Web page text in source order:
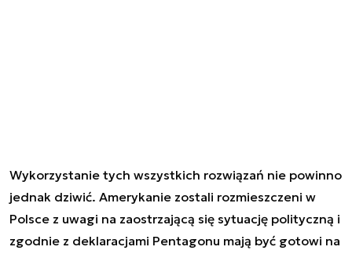
Wykorzystanie tych wszystkich rozwiązań nie powinno
jednak dziwić. Amerykanie zostali rozmieszczeni w
Polsce z uwagi na zaostrzającą się sytuację polityczną i
zgodnie z deklaracjami Pentagonu mają być gotowi na